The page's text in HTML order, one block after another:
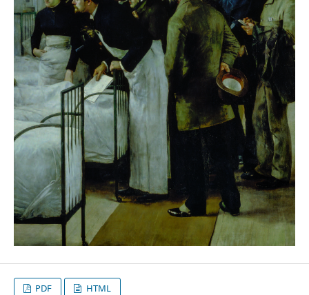
PDF HTML